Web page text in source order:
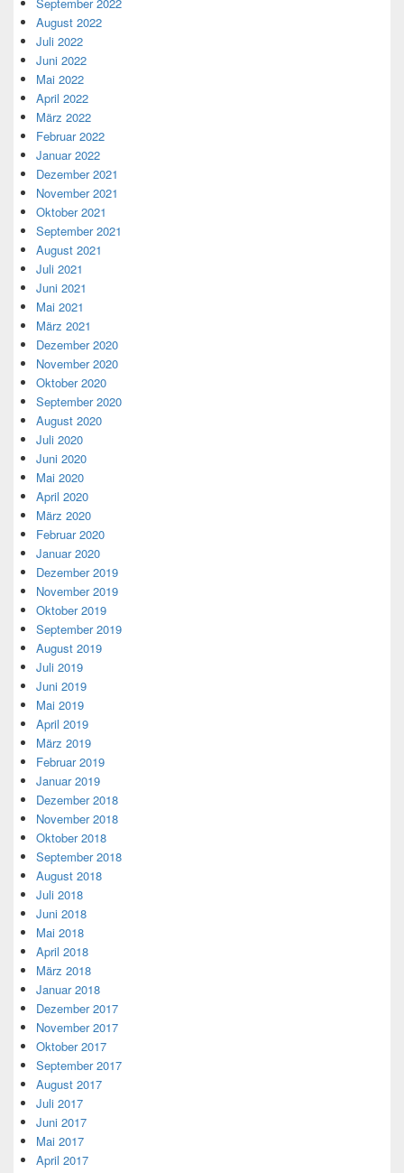
August 2022
Juli 2022
Juni 2022
Mai 2022
April 2022
März 2022
Februar 2022
Januar 2022
Dezember 2021
November 2021
Oktober 2021
September 2021
August 2021
Juli 2021
Juni 2021
Mai 2021
März 2021
Dezember 2020
November 2020
Oktober 2020
September 2020
August 2020
Juli 2020
Juni 2020
Mai 2020
April 2020
März 2020
Februar 2020
Januar 2020
Dezember 2019
November 2019
Oktober 2019
September 2019
August 2019
Juli 2019
Juni 2019
Mai 2019
April 2019
März 2019
Februar 2019
Januar 2019
Dezember 2018
November 2018
Oktober 2018
September 2018
August 2018
Juli 2018
Juni 2018
Mai 2018
April 2018
März 2018
Januar 2018
Dezember 2017
November 2017
Oktober 2017
September 2017
August 2017
Juli 2017
Juni 2017
Mai 2017
April 2017